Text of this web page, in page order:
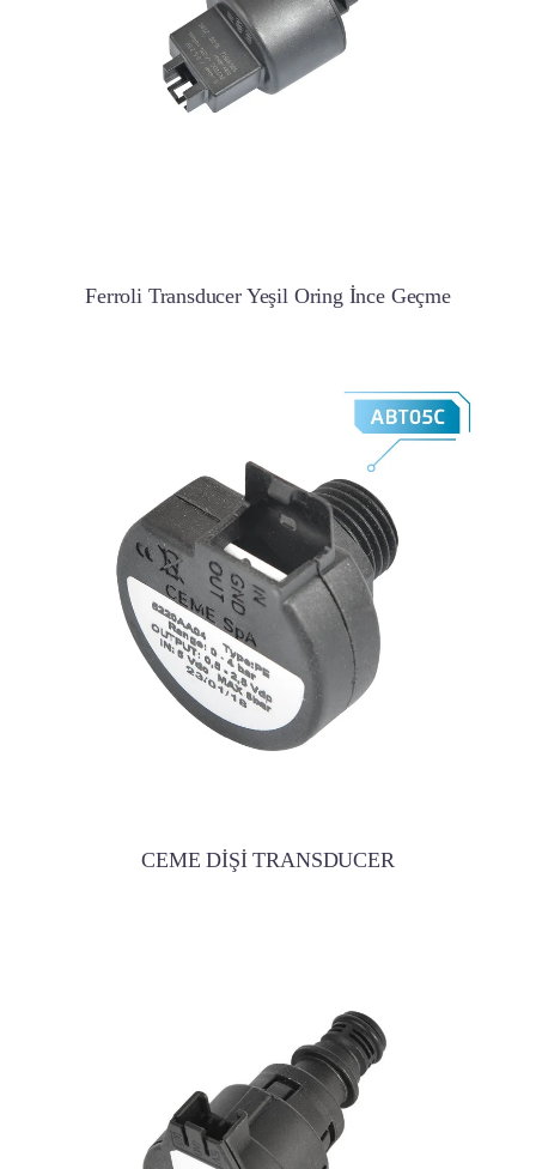
Ferroli Transducer Yeşil Oring İnce Geçme
CEME DİŞİ TRANSDUCER